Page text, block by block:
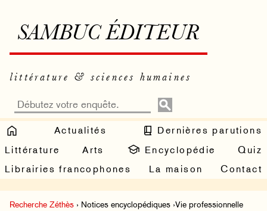
SAMBUC ÉDITEUR
littérature & sciences humaines
Actualités
Dernières parutions
Littérature
Arts Encyclopédie
Quiz
Librairies francophones
La maison Contact
Recherche Zéthès › Notices encyclopédiques ›Vie professionnelle